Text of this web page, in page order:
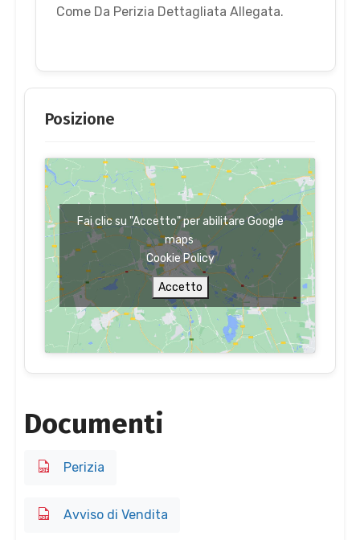
Come Da Perizia Dettagliata Allegata.
Posizione
Fai clic su "Accetto" per abilitare Google
maps
Cookie Policy
Accetto
Documenti
Perizia
Avviso di Vendita